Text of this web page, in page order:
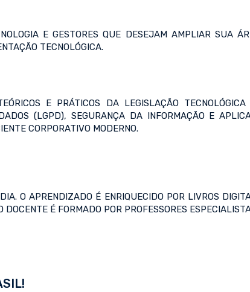
E GESTORES QUE DESEJAM AMPLIAR SUA
TECNOLÓGICA.
E PRÁTICOS DA LEGISLAÇÃO TECNOLÓGICA
(LGPD), SEGURANÇA DA INFORMAÇÃO E
CORPORATIVO MODERNO.
O APRENDIZADO É ENRIQUECIDO POR LIVROS
É FORMADO POR PROFESSORES